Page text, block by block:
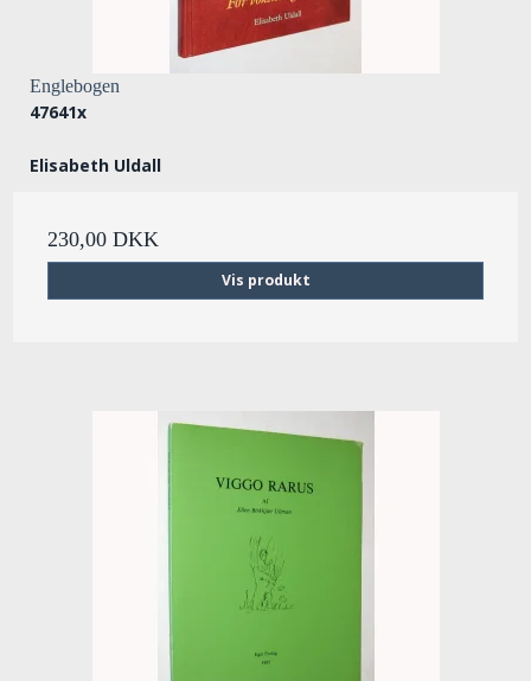
Englebogen
47641x
Elisabeth Uldall
230,00 DKK
Vis produkt